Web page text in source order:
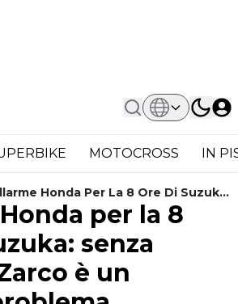
MOTOCROSS IN
Honda Per La 8 Ore Di Suzuka:
Johann Zarco È Un Grosso
per la 8
senza
è un